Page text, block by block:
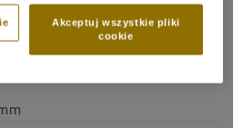
42 Średnie natężenie ruchu
Akceptuj wszystkie pliki
cookie